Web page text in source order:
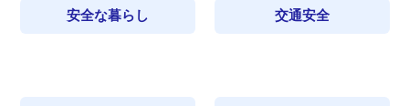
安全な暮らし 交通安全